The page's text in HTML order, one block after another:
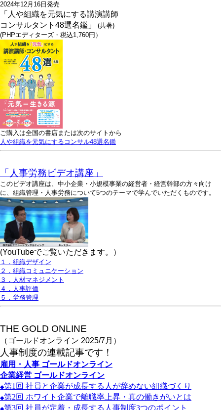
2024年12月16日発売
「人や組織を元気にする講演講師
コンサルタント48選名鑑」 (共著)
(PHPエディターズ・税込1,760円）
ご購入は全国の書店または次のサイトから
人や組織を元気にするコンサル48選名鑑
「人事労務ビデオ講座」
このビデオ講座は、中小企業・小規模事業の経営者・経営幹部の方々向け
に、組織管理・人事労務について5つのテーマで学んでいただくものです。
(YouTubeでご覧いただきます。）
１．組織デザイン
２．組織コミュニケーション
３．人材マネジメント
４．人事評価
５．労務管理
THE GOLD ONLINE
（ゴールドオンライン 2025/7月）
人事制度の連載記事です！
雇用・人事 ゴールドオンライン
企業経営 ゴールドオンライン
◆第1 回 社員と企業が成長する人が辞めない組織づくり
◆第2回 ホワイト企業で離職率上昇・真の働きがいとは
◆第3回 社員が定着・成長する人事制度3つのポイント